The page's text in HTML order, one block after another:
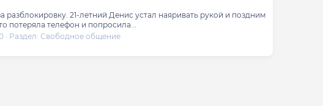
21-летний Денис устал наяривать рукой и поздним
потеряла телефон и попросила...
Раздел: Свободное общение